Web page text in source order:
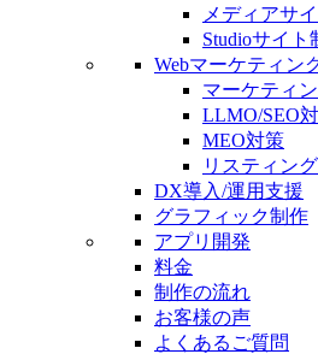
メディアサ
Studioサイト
Webマーケティン
マーケティ
LLMO/SEO
MEO対策
リスティン
DX導入/運用支援
グラフィック制作
アプリ開発
料金
制作の流れ
お客様の声
よくあるご質問